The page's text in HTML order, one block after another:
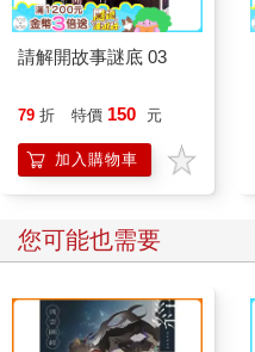
請解開故事謎底 03
79 折 特價 150 元
加入購物車
您可能也需要